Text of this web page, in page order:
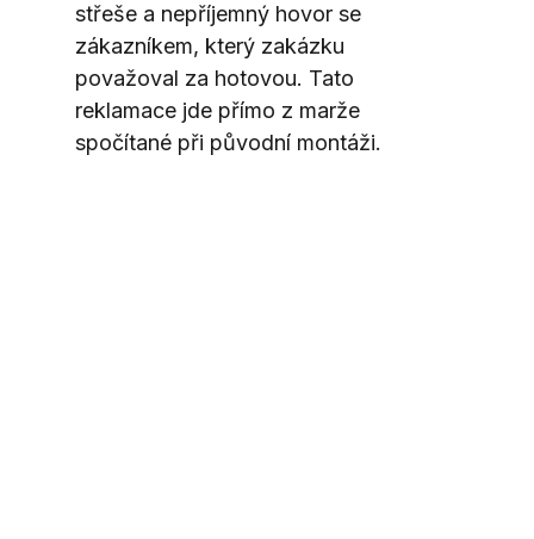
střeše a nepříjemný hovor se
zákazníkem, který zakázku
považoval za hotovou. Tato
reklamace jde přímo z marže
spočítané při původní montáži.